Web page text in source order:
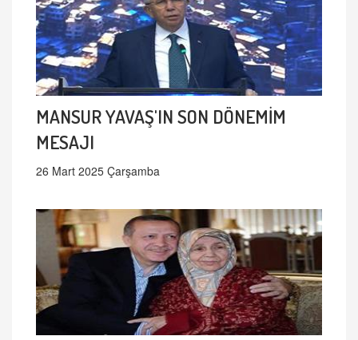
MANSUR YAVAŞ'IN SON DÖNEMİM
MESAJI
26 Mart 2025 Çarşamba